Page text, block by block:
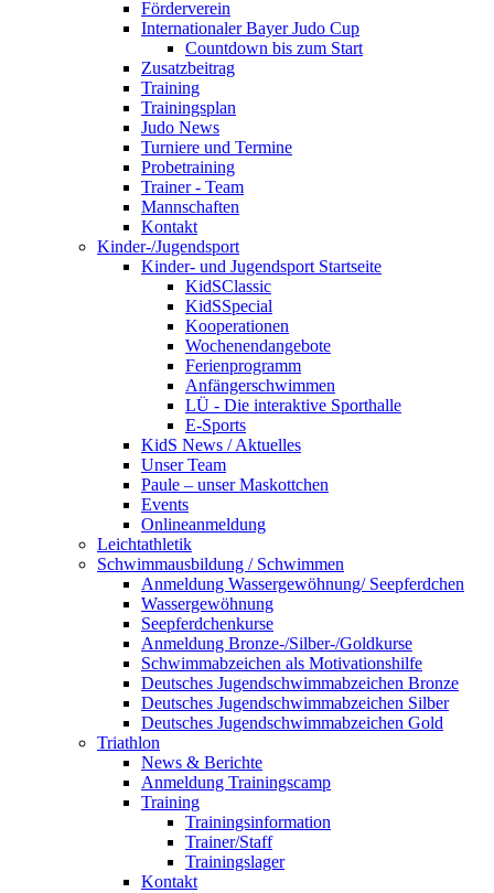
Förderverein
Internationaler Bayer Judo Cup
Countdown bis zum Start
Zusatzbeitrag
Training
Trainingsplan
Judo News
Turniere und Termine
Probetraining
Trainer - Team
Mannschaften
Kontakt
Kinder-/Jugendsport
Kinder- und Jugendsport Startseite
KidSClassic
KidSSpecial
Kooperationen
Wochenendangebote
Ferienprogramm
Anfängerschwimmen
LÜ - Die interaktive Sporthalle
E-Sports
KidS News / Aktuelles
Unser Team
Paule – unser Maskottchen
Events
Onlineanmeldung
Leichtathletik
Schwimmausbildung / Schwimmen
Anmeldung Wassergewöhnung/ Seepferdchen
Wassergewöhnung
Seepferdchenkurse
Anmeldung Bronze-/Silber-/Goldkurse
Schwimmabzeichen als Motivationshilfe
Deutsches Jugendschwimmabzeichen Bronze
Deutsches Jugendschwimmabzeichen Silber
Deutsches Jugendschwimmabzeichen Gold
Triathlon
News & Berichte
Anmeldung Trainingscamp
Training
Trainingsinformation
Trainer/Staff
Trainingslager
Kontakt